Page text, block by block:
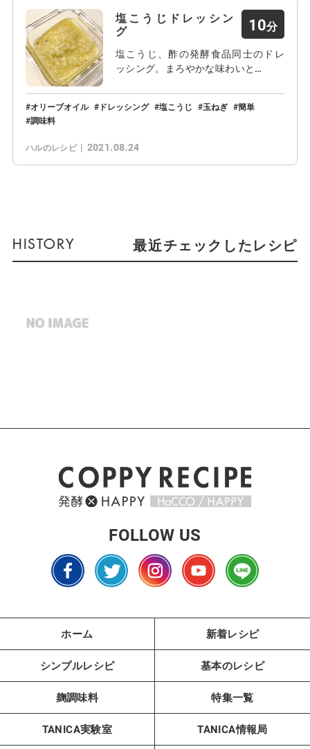
塩こうじドレッシン
グ
10
塩こうじ、酢の発酵食品同士のドレ
ッシング。まろやかな味わいと…
オリーブオイル ドレッシング 塩こうじ 玉ねぎ
簡単
調味料
ハルのレシピ 2021.08.24
最近チェックしたレシピ
FOLLOW US
ホーム 新着レシピ
シンプルレシピ 基本のレシピ
麹調味料 特集一覧
TANICA実験室 TANICA情報局